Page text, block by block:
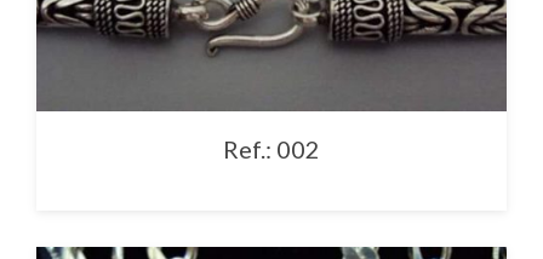
Ref.: 002